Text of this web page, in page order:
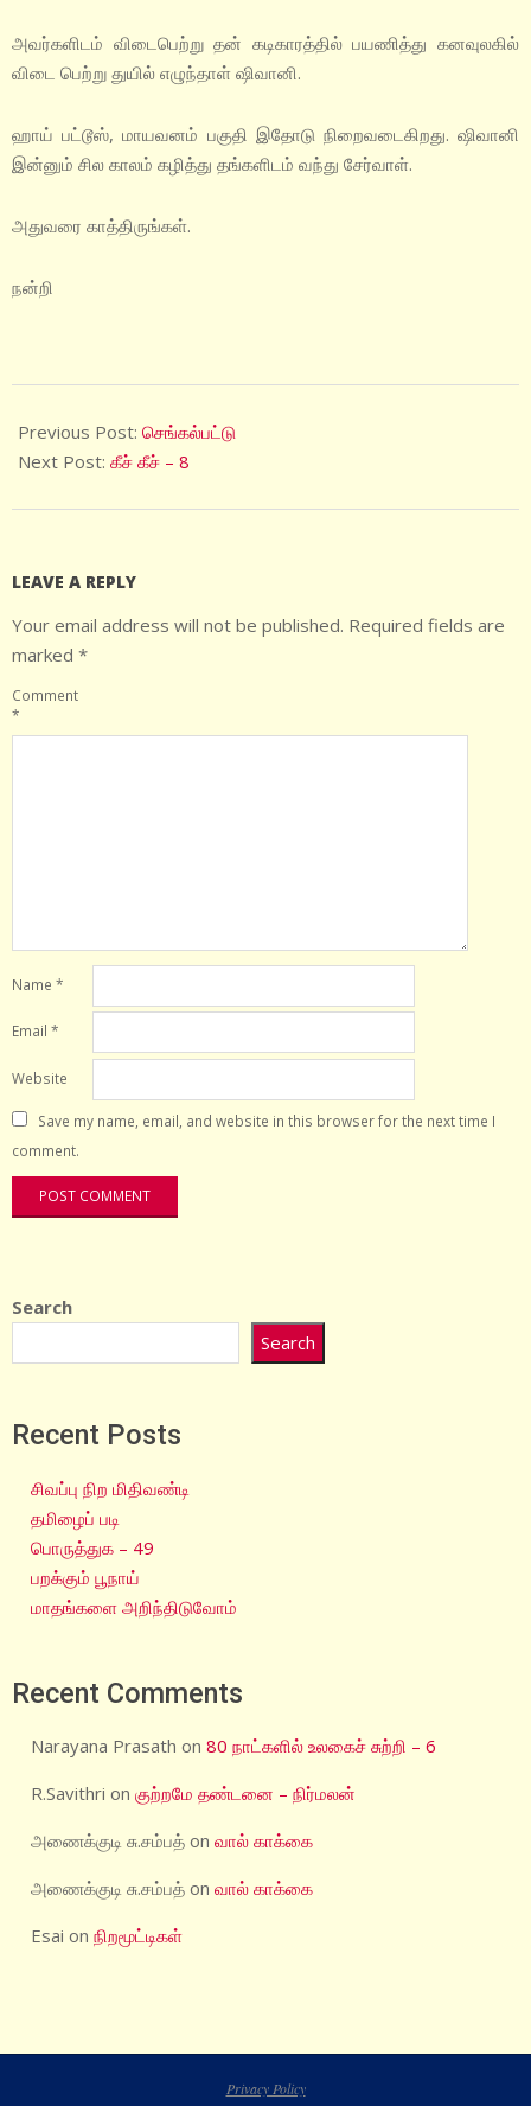
அவர்களிடம் விடைபெற்று தன் கடிகாரத்தில் பயணித்து கனவுலகில்
விடை பெற்று துயில் எழுந்தாள் ஷிவானி.
ஹாய் பட்டூஸ், மாயவனம் பகுதி இதோடு நிறைவடைகிறது. ஷிவானி
இன்னும் சில காலம் கழித்து தங்களிடம் வந்து சேர்வாள்.
அதுவரை காத்திருங்கள்.
நன்றி
02-
15
Previous Post: செங்கல்பட்டு
Next Post: கீச் கீச் – 8
LEAVE A REPLY
Your email address will not be published. Required fields are
marked *
Comment
*
Name *
Email *
Website
Save my name, email, and website in this browser for the next time I
comment.
Search
Search
Recent Posts
சிவப்பு நிற மிதிவண்டி
தமிழைப் படி
பொருத்துக – 49
பறக்கும் பூநாய்
மாதங்களை அறிந்திடுவோம்
Recent Comments
Narayana Prasath on80 நாட்களில் உலகைச் சுற்றி – 6
R.Savithri onகுற்றமே தண்டனை – நிர்மலன்
அணைக்குடி சு.சம்பத் onவால் காக்கை
அணைக்குடி சு.சம்பத் onவால் காக்கை
Esai onநிறமூட்டிகள்
Privacy Policy